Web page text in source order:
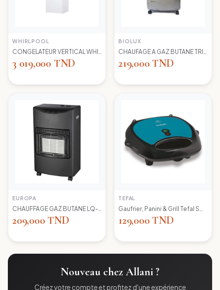
WHIRLPOOL
3 019,000 TND
BIOLUX
219,000 TND
EUROPA
209,000 TND
TEFAL
129,000 TND
Nouveau chez Allani ?
Créez votre compte et profitez d'une expérience